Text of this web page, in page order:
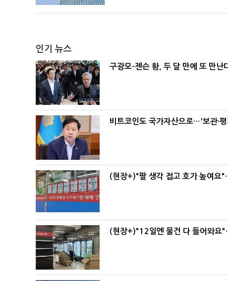
인기 뉴스
구광모-젠슨 황, 두 달 만에 또 만난
비트코인도 국가자산으로…'보관·평
(현장+)"팔 생각 접고 호가 높여요
(현장+)"12일엔 물건 다 들어와요